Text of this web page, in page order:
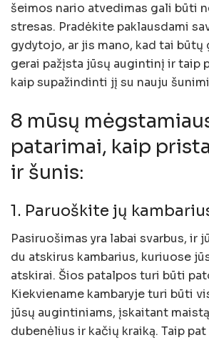
šeimos nario atvedimas gali būti
stresas. Pradėkite paklausdami
gydytojo, ar jis mano, kad tai būtų
gerai pažįsta jūsų augintinį ir taip
kaip supažindinti jį su nauju
8 mūsų
patarimai, kaip
ir šunis:
1. Paruoškite jų
Pasiruošimas yra labai svarbus, ir
du atskirus kambarius, kuriuose
atskirai. Šios patalpos turi būti
Kiekviename kambaryje turi būti
jūsų augintiniams, įskaitant
dubenėlius ir kačių kraiką. Taip